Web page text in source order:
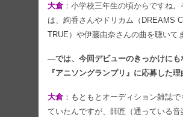
大倉 ：小学校三年生の頃からですね。
は、絢香さんやドリカム（DREAMS
TRUE）や伊藤由奈さんの曲を聴いて
―では、今回デビューのきっかけにも
『アニソングランプリ』に応募した理
大倉 ：もともとオーディション雑誌で
ていたんですが、師匠（通っている音